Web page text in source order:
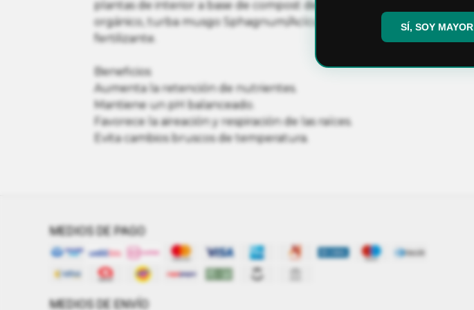
plantas de interior a base de compost de corteza de pino, compost
orgánico, turba musgo Sphagnum/Acículas de pino, perlita. y
fertilizante.
Beneficios
Aumenta la retención de nutrientes.
Mantiene un pH balanceado.
Favorece la aireación y respiración de las raíces.
Evita cambios bruscos de temperatura.
MEDIOS DE PAGO
MEDIOS DE ENVÍO
SÍ, SOY MAYOR